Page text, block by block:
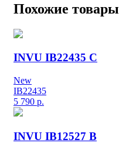
Похожие товары
INVU IB22435 C
New
IB22435
5 790 р.
INVU IB12527 B